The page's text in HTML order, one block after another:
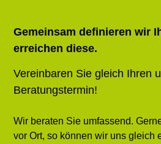
Gemeinsam definieren wir
erreichen diese.
Vereinbaren Sie gleich Ihren
Beratungstermin!
Wir beraten Sie umfassend.
vor Ort, so können wir uns gleich